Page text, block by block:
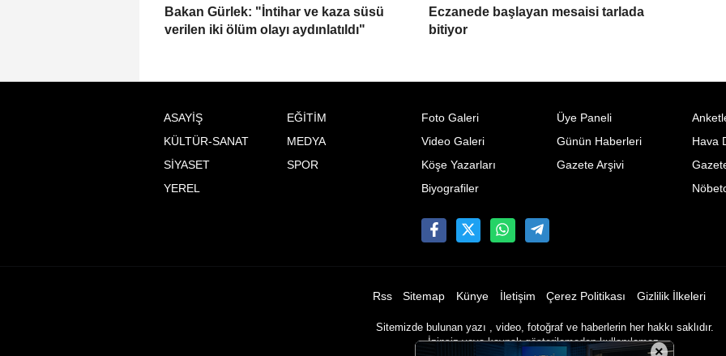
Bakan Gürlek: "İntihar ve kaza süsü
verilen iki ölüm olayı aydınlatıldı"
Eczanede başlayan mesaisi tarlada
bitiyor
ASAYİŞ
EĞİTİM
KÜLTÜR-SANAT
MEDYA
SİYASET
SPOR
YEREL
Foto Galeri
Video Galeri
Köşe Yazarları
Biyografiler
Üye Paneli
Günün Haberleri
Gazete Arşivi
Hava
Rss Sitemap Künye İletişim Çerez Politikası Gizlilik İlkeleri
Sitemizde bulunan yazı , video, fotoğraf ve haberlerin her hakkı saklıdır.
İzinsiz veya kaynak gösterilemeden kullanılamaz.
×